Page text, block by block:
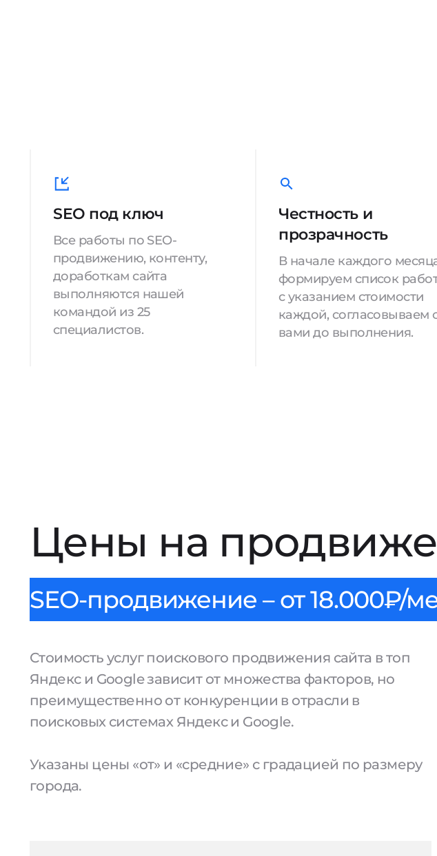
SEO под ключ
Все работы по SEO-
продвижению, контенту,
доработкам сайта
выполняются нашей
командой из 25
специалистов.
Честность и
прозрачность
В начале каждого
формируем список
с указанием стоимости
каждой, согласовываем
вами до выполнения.
Цены на
SEO-продвижение – от 18.000₽/
Стоимость услуг поискового продвижения сайта в топ
Яндекс и Google зависит от множества факторов, но
преимущественно от конкуренции в отрасли в
поисковых системах Яндекс и Google.
Указаны цены «от» и «средние» с градацией по размеру
города.